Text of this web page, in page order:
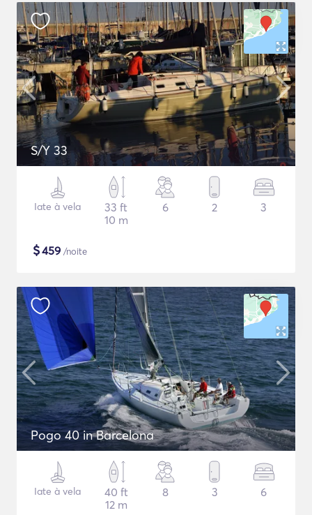
S/Y 33
Iate à vela
33 ft
10 m
6 2 3
$459 /noite
Pogo 40 in Barcelona
Iate à vela
40 ft
12 m
8 3 6